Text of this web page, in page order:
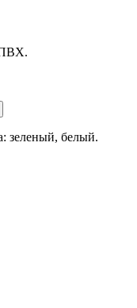
ПВХ.
зеленый, белый.